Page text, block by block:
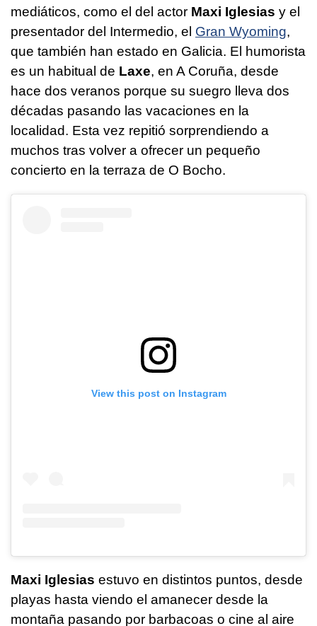
mediáticos, como el del actor Maxi Iglesias y el
presentador del Intermedio, el Gran Wyoming,
que también han estado en Galicia. El humorista
es un habitual de Laxe, en A Coruña, desde
hace dos veranos porque su suegro lleva dos
décadas pasando las vacaciones en la
localidad. Esta vez repitió sorprendiendo a
muchos tras volver a ofrecer un pequeño
concierto en la terraza de O Bocho.
View this post on Instagram
Maxi Iglesias estuvo en distintos puntos, desde
playas hasta viendo el amanecer desde la
montaña pasando por barbacoas o cine al aire